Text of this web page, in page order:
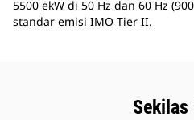
5500 ekW di 50 Hz dan 60 Hz
standar emisi IMO Tier II.
Sekilas